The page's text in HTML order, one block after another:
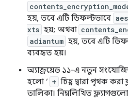
হয়, তবে এটি ডিফল্টভাবে
xts হয়; অথবা
adiantum হয়, তবে এটি
ব্যবহৃত হয়।
অ্যান্ড্রয়েড ১১-এ নতুন
হলো ‘ + চিহ্ন দ্বারা পৃথক
তালিকা। নিম্নলিখিত